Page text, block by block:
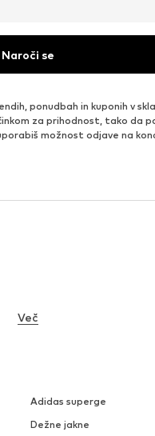
Naroči se
ponudbah in kuponih v
za prihodnost, tako da
možnost odjave na
Adidas superge
Dežne jakne
Več